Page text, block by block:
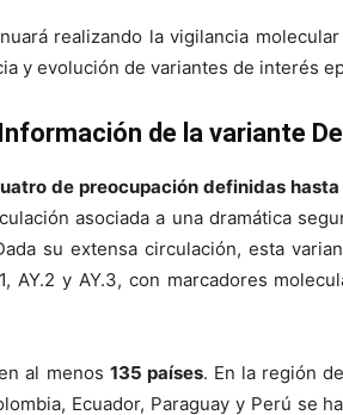
realizando la vigilancia
y evolución de variantes de interés
Información de la variante
de preocupación definidas
asociada a una dramática
su extensa circulación, esta
AY.2 y AY.3, con marcadores
al menos 135 países. En la región
Ecuador, Paraguay y Perú se